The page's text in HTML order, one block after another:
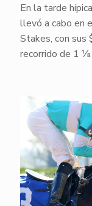
En la tarde
llevó a cabo en
Stakes, con sus
recorrido de 1 ⅛